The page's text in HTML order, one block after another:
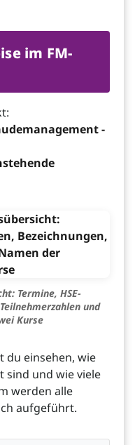
im FM-
-
Termine, HSE-
und
Kurse
du einsehen, wie
sind und wie viele
werden alle
aufgeführt.